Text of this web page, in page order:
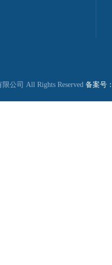
公司 All Rights Reserved 备案号